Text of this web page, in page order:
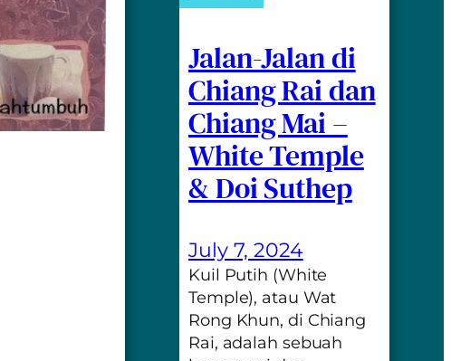
Jalan-Jalan di
Chiang Rai dan
Chiang Mai –
White Temple
& Doi Suthep
July 7, 2024
Kuil Putih (White
Temple), atau Wat
Rong Khun, di Chiang
Rai, adalah sebuah